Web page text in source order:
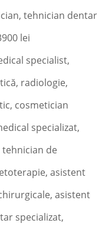
tehnician dentar
lei
specialist,
radiologie,
cosmetician
specializat,
de
asistent
asistent
specializat,